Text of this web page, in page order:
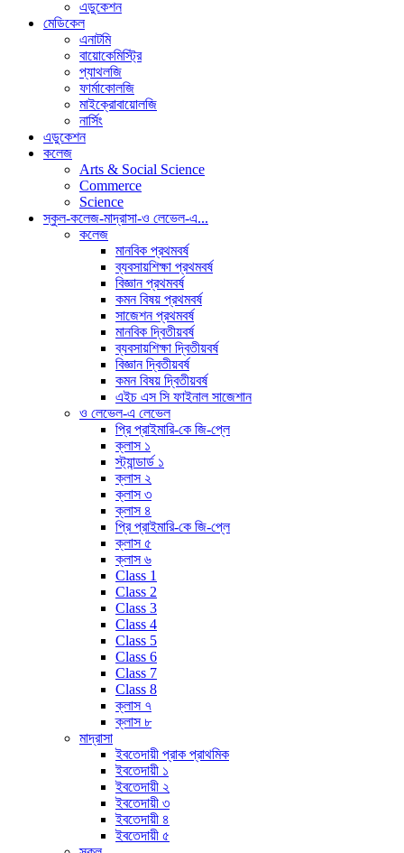
এডুকেশন
মেডিকেল
এনাটমি
বায়োকেমিস্ট্রি
প্যাথলজি
ফার্মাকোলজি
মাইক্রোবায়োলজি
নার্সিং
এডুকেশন
কলেজ
Arts & Social Science
Commerce
Science
স্কুল-কলেজ-মাদ্রাসা-ও লেভেল-এ...
কলেজ
মানবিক প্রথমবর্ষ
ব্যবসায়শিক্ষা প্রথমবর্ষ
বিজ্ঞান প্রথমবর্ষ
কমন বিষয় প্রথমবর্ষ
সাজেশন প্রথমবর্ষ
মানবিক দ্বিতীয়বর্ষ
ব্যবসায়শিক্ষা দ্বিতীয়বর্ষ
বিজ্ঞান দ্বিতীয়বর্ষ
কমন বিষয় দ্বিতীয়বর্ষ
এইচ এস সি ফাইনাল সাজেশান
ও লেভেল-এ লেভেল
প্রি প্রাইমারি-কে জি-প্লে
ক্লাস ১
স্ট্যান্ডার্ড ১
ক্লাস ২
ক্লাস ৩
ক্লাস ৪
প্রি প্রাইমারি-কে জি-প্লে
ক্লাস ৫
ক্লাস ৬
Class 1
Class 2
Class 3
Class 4
Class 5
Class 6
Class 7
Class 8
ক্লাস ৭
ক্লাস ৮
মাদ্রাসা
ইবতেদায়ী প্রাক প্রাথমিক
ইবতেদায়ী ১
ইবতেদায়ী ২
ইবতেদায়ী ৩
ইবতেদায়ী ৪
ইবতেদায়ী ৫